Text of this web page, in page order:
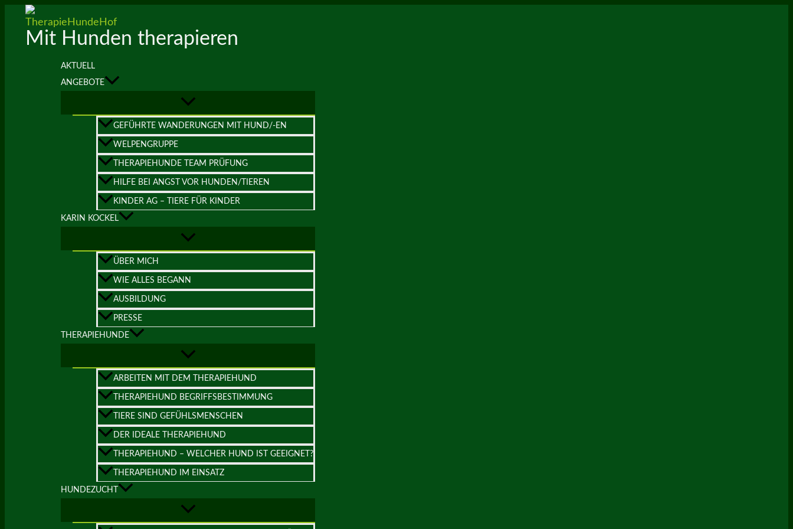
Inhalt
springenMit Hunden therapieren
AKTUELL
ANGEBOTE
GEFÜHRTE WANDERUNGEN MIT HUND/-EN
WELPENGRUPPE
THERAPIEHUNDE TEAM PRÜFUNG
HILFE BEI ANGST VOR HUNDEN/TIEREN
KINDER AG – TIERE FÜR KINDER
KARIN KOCKEL
ÜBER MICH
WIE ALLES BEGANN
AUSBILDUNG
PRESSE
THERAPIEHUNDE
ARBEITEN MIT DEM THERAPIEHUND
THERAPIEHUND BEGRIFFSBESTIMMUNG
TIERE SIND GEFÜHLSMENSCHEN
DER IDEALE THERAPIEHUND
THERAPIEHUND – WELCHER HUND IST GEEIGNET?
THERAPIEHUND IM EINSATZ
HUNDEZUCHT